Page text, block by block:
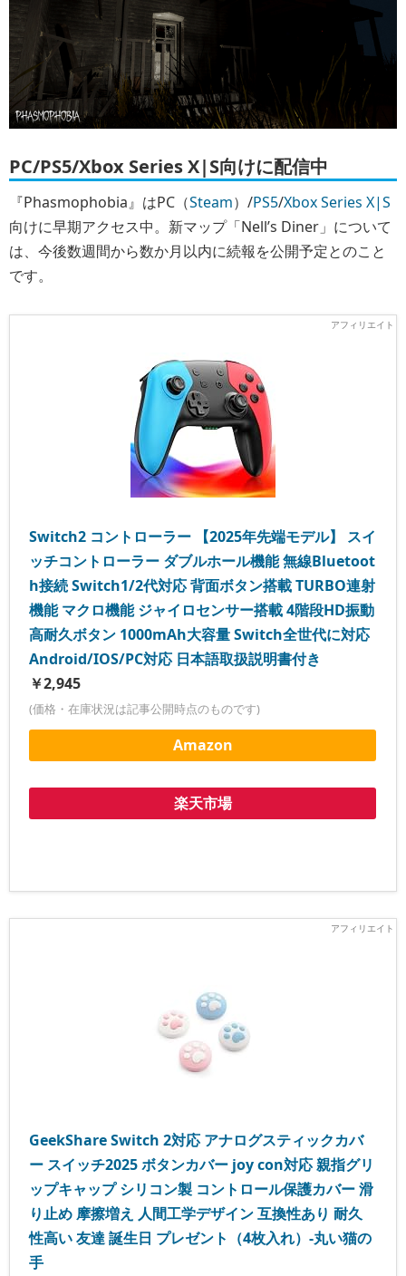
PC/PS5/Xbox Series X|S向けに配信中
『Phasmophobia』はPC（Steam）/PS5/Xbox Series X|S
向けに早期アクセス中。新マップ「Nell’s Diner」について
は、今後数週間から数か月以内に続報を公開予定とのこと
です。
Switch2 コントローラー 【2025年先端モデル】 スイ
ッチコントローラー ダブルホール機能 無線Bluetoot
h接続 Switch1/2代対応 背面ボタン搭載 TURBO連射
機能 マクロ機能 ジャイロセンサー搭載 4階段HD振動
高耐久ボタン 1000mAh大容量 Switch全世代に対応
Android/IOS/PC対応 日本語取扱説明書付き
￥2,945
(価格・在庫状況は記事公開時点のものです)
Amazon
楽天市場
GeekShare Switch 2対応 アナログスティックカバ
ー スイッチ2025 ボタンカバー joy con対応 親指グリ
ップキャップ シリコン製 コントロール保護カバー 滑
り止め 摩擦増え 人間工学デザイン 互換性あり 耐久
性高い 友達 誕生日 プレゼント（4枚入れ）-丸い猫の
手